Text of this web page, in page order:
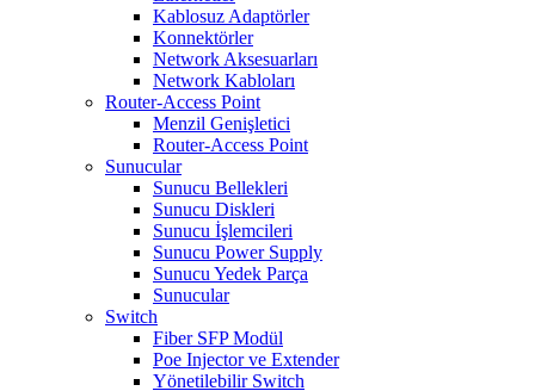
Kablosuz Adaptörler
Konnektörler
Network Aksesuarları
Network Kabloları
Router-Access Point
Menzil Genişletici
Router-Access Point
Sunucular
Sunucu Bellekleri
Sunucu Diskleri
Sunucu İşlemcileri
Sunucu Power Supply
Sunucu Yedek Parça
Sunucular
Switch
Fiber SFP Modül
Poe Injector ve Extender
Yönetilebilir Switch